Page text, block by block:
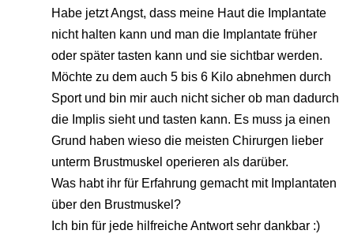
Habe jetzt Angst, dass meine Haut die Implantate
nicht halten kann und man die Implantate früher
oder später tasten kann und sie sichtbar werden.
Möchte zu dem auch 5 bis 6 Kilo abnehmen durch
Sport und bin mir auch nicht sicher ob man dadurch
die Implis sieht und tasten kann. Es muss ja einen
Grund haben wieso die meisten Chirurgen lieber
unterm Brustmuskel operieren als darüber.
Was habt ihr für Erfahrung gemacht mit Implantaten
über den Brustmuskel?
Ich bin für jede hilfreiche Antwort sehr dankbar :)